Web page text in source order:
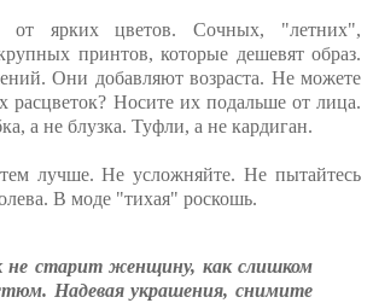
от ярких цветов. Сочных, "летних",
принтов, которые дешевят образ.
Они добавляют возраста. Не можете
расцветок? Носите их подальше от лица.
а не блузка. Туфли, а не кардиган.
лучше. Не усложняйте. Не пытайтесь
В моде "тихая" роскошь.
старит женщину, как слишком
Надевая украшения, снимите